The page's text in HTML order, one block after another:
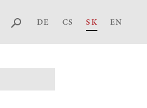
DE CS SK EN